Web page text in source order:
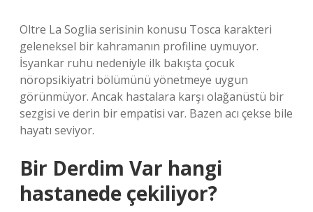
Oltre La Soglia serisinin konusu Tosca karakteri
geleneksel bir kahramanın profiline uymuyor.
İsyankar ruhu nedeniyle ilk bakışta çocuk
nöropsikiyatri bölümünü yönetmeye uygun
görünmüyor. Ancak hastalara karşı olağanüstü bir
sezgisi ve derin bir empatisi var. Bazen acı çekse bile
hayatı seviyor.
Bir Derdim Var hangi
hastanede çekiliyor?